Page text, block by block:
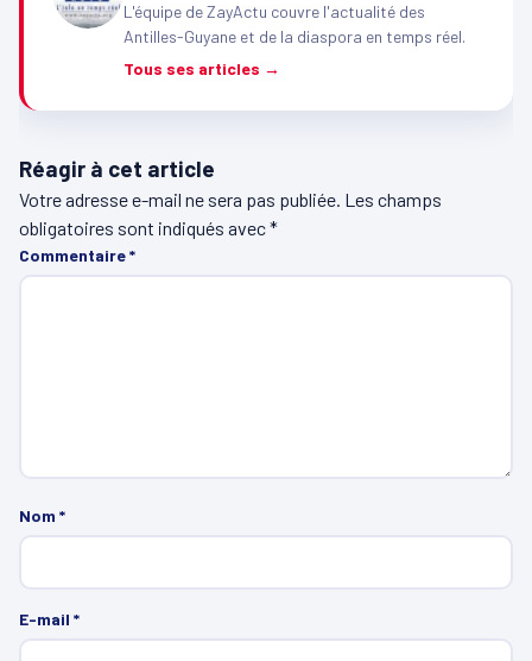
L'équipe de ZayActu couvre l'actualité des
Antilles-Guyane et de la diaspora en temps réel.
Tous ses articles →
Réagir à cet article
Votre adresse e-mail ne sera pas publiée. Les champs
obligatoires sont indiqués avec*
Commentaire*
Nom *
E-mail *